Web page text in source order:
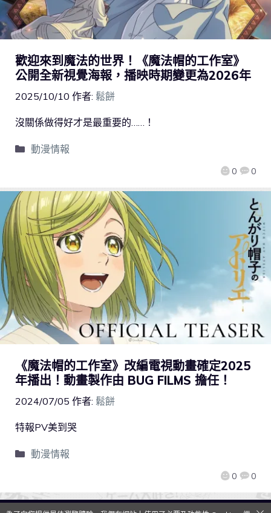
歡迎來到魔法的世界！《魔法帽的工作室》
公開全新視覺海報，播映時期變更為2026年
2025/10/10 作者: 鬆餅
0 0
沒關係做得好才是最重要的……！
動漫情報
《魔法帽的工作室》改編電視動畫確定2025
年播出！動畫製作由 BUG FILMS 擔任！
2024/07/05 作者: 鬆餅
0 0
特報PV美到哭
動漫情報